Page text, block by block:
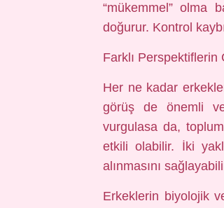
“mükemmel” olma
doğurur. Kontrol
Farklı Perspektiflerin
Her ne kadar
görüş de önemli
vurgulasa da,
etkili olabilir. İki
alınmasını
Erkeklerin biyolojik